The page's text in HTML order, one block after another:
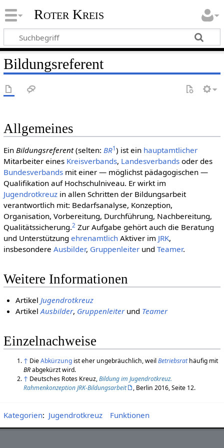
Roter Kreis
Bildungsreferent
Allgemeines
Ein Bildungsreferent(selten: BR1 ) ist ein haupt­amt­licher
Mitarbeiter eines Kreisverbands, Landesverbandsoder des
Bundesverbandsmit einer — möglichst pädagogischen —
Qualifikation auf Hochschulniveau. Er wirkt im
Jugendrotkreuzin allen Schritten der Bildungsarbeit
verantwortlich mit: Bedarfsanalyse, Konzeption,
Organisation, Vorbereitung, Durchführung, Nachbereitung,
Qualitätssicherung.2 Zur Aufgabe gehört auch die Beratung
und Unterstützung ehren­amtlichAktiver im JRK,
insbesondere Ausbilder, Gruppenleiterund Teamer.
Weitere Informationen
ArtikelJugendrotkreuz
ArtikelAusbilder, Gruppenleiterund Teamer
Einzelnachweise
↑ DieAbkürzungist eher ungebräuchlich, weilBetriebsrathäufig mit
BRabgekürzt wird.
↑ Deutsches Rotes Kreuz,Bildung im Jugendrotkreuz.
Rahmenkonzeption JRK-Bildungsarbeit
, Berlin 2016, Seite 12.
Kategorien: Jugendrotkreuz Funktionen